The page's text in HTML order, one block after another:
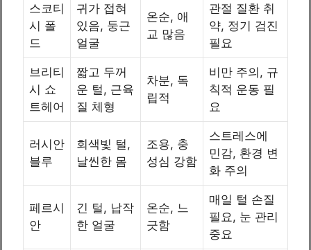
스코티
시 폴
드
귀가 접혀
있음, 둥근
얼굴
온순, 애
교 많음
관절 질환 취
약, 정기 검진
필요
브리티
시 쇼
트헤어
짧고 두꺼
운 털, 근육
질 체형
차분, 독
립적
비만 주의, 규
칙적 운동 필
요
러시안
블루
회색빛 털,
날씬한 몸
조용, 충
성심 강함
스트레스에
민감, 환경 변
화 주의
페르시
안
긴 털, 납작
한 얼굴
온순, 느
긋함
매일 털 손질
필요, 눈 관리
중요